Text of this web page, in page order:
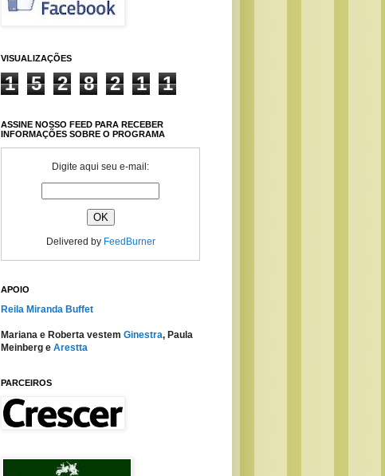
VISUALIZAÇÕES
1 5 2 8 2 1 1
ASSINE NOSSO FEED PARA RECEBER
INFORMAÇÕES SOBRE O PROGRAMA
Digite aqui seu e-mail:
Delivered by FeedBurner
APOIO
Reila Miranda Buffet
Mariana e Roberta vestem Ginestra, Paula
Meinberg e Arestta
PARCEIROS